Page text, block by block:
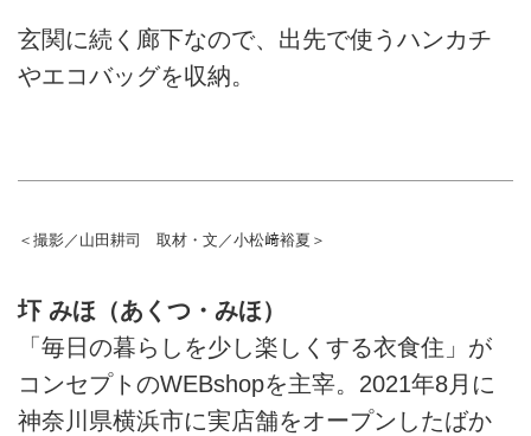
玄関に続く廊下なので、出先で使うハンカチ
やエコバッグを収納。
＜撮影／山田耕司 取材・文／小松﨑裕夏＞
圷 みほ（あくつ・みほ）
「毎日の暮らしを少し楽しくする衣食住」が
コンセプトのWEBshopを主宰。2021年8月に
神奈川県横浜市に実店舗をオープンしたばか